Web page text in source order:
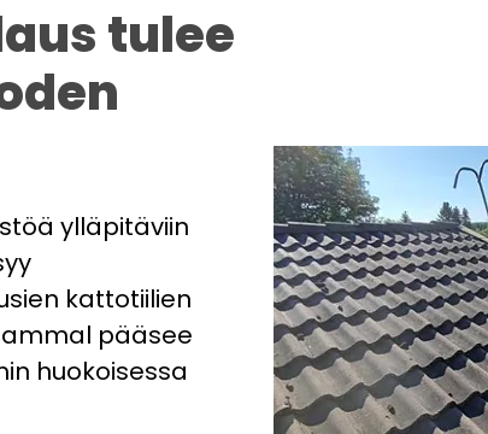
tulee
ylläpitäviin
kattotiilien
pääsee
huokoisessa